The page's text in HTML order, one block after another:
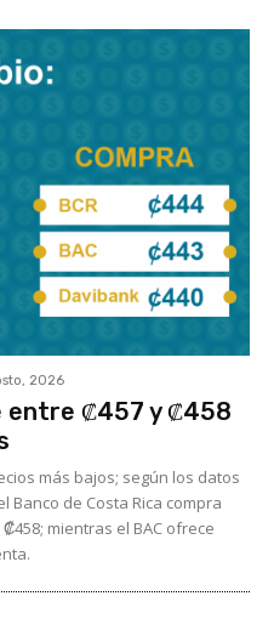
2026
entre ₡457 y ₡458
más bajos; según los datos
Banco de Costa Rica compra
mientras el BAC ofrece